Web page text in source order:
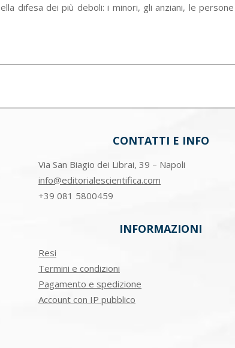
difesa dei più deboli: i minori, gli anziani, le
CONTATTI E INFO
Via San Biagio dei Librai, 39 – Napoli
info@editorialescientifica.com
+39 081 5800459
INFORMAZIONI
Resi
Termini e condizioni
Pagamento e spedizione
Account con IP pubblico